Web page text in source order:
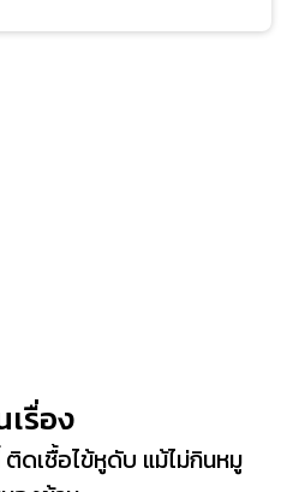
รื่อง
ดเชื้อไข้หูดับ แม้ไม่กินหมู